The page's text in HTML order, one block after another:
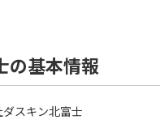
の基本情報
スキン北富士